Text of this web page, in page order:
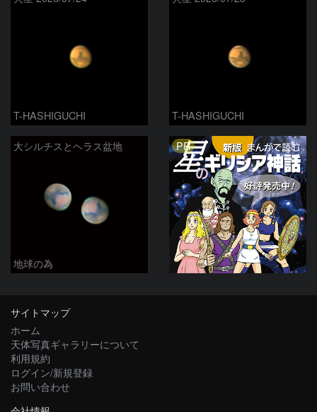
T-HASHIGUCHI T-HASHIGUCHI
大シルチスとヘラス盆地
地球の為
PR
サイトマップ
ホーム
天体写真ギャラリーについて
利用規約
ログイン/新規登録
お問い合わせ